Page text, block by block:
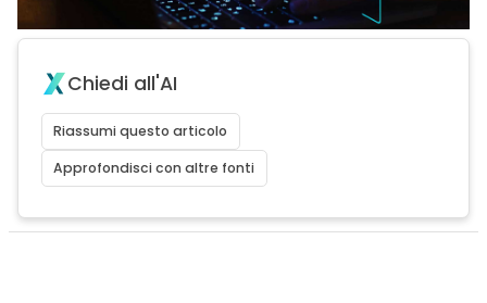
Chiedi all'AI
Riassumi questo articolo
Approfondisci con altre fonti